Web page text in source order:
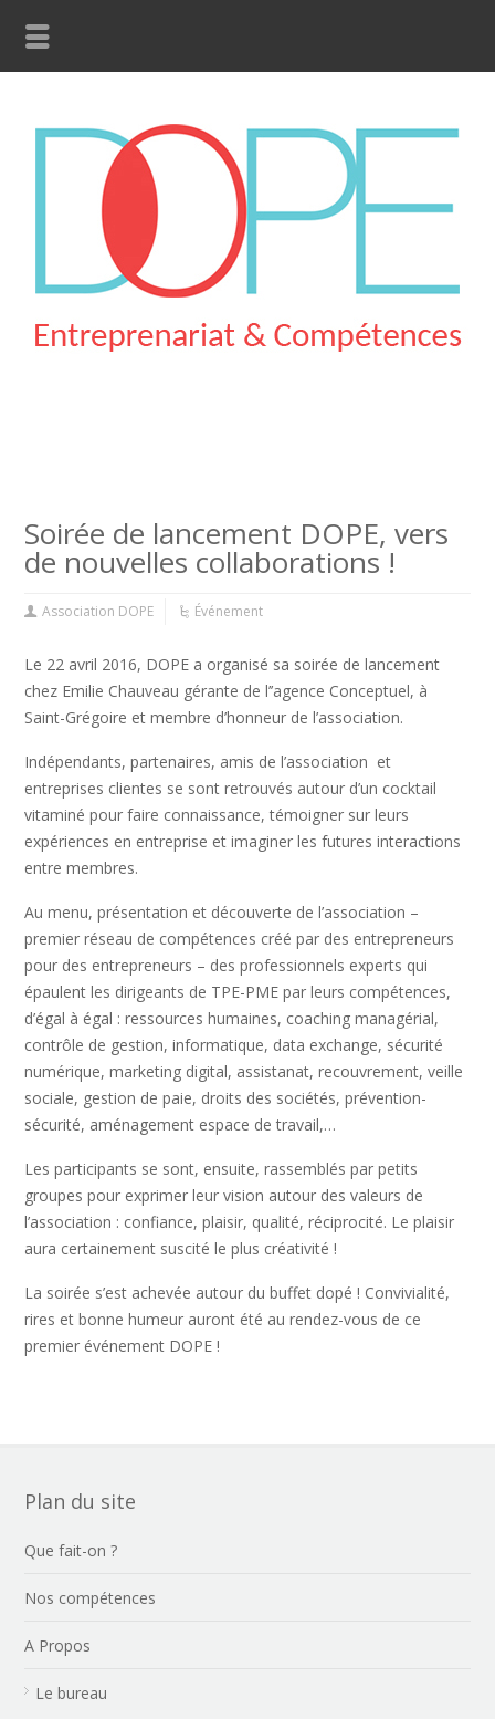
Soirée de lancement DOPE, vers
de nouvelles collaborations !
Association DOPE Événement
Le 22 avril 2016, DOPE a organisé sa soirée de lancement
chez Emilie Chauveau gérante de l’’agence Conceptuel, à
Saint-Grégoire et membre d’honneur de l’association.
Indépendants, partenaires, amis de l’association et
entreprises clientes se sont retrouvés autour d’un cocktail
vitaminé pour faire connaissance, témoigner sur leurs
expériences en entreprise et imaginer les futures interactions
entre membres.
Au menu, présentation et découverte de l’association –
premier réseau de compétences créé par des entrepreneurs
pour des entrepreneurs – des professionnels experts qui
épaulent les dirigeants de TPE-PME par leurs compétences,
d’égal à égal : ressources humaines, coaching managérial,
contrôle de gestion, informatique, data exchange, sécurité
numérique, marketing digital, assistanat, recouvrement, veille
sociale, gestion de paie, droits des sociétés, prévention-
sécurité, aménagement espace de travail,…
Les participants se sont, ensuite, rassemblés par petits
groupes pour exprimer leur vision autour des valeurs de
l’association : confiance, plaisir, qualité, réciprocité. Le plaisir
aura certainement suscité le plus créativité !
La soirée s’est achevée autour du buffet dopé ! Convivialité,
rires et bonne humeur auront été au rendez-vous de ce
premier événement DOPE !
Plan du site
Que fait-on ?
Nos compétences
A Propos
Le bureau